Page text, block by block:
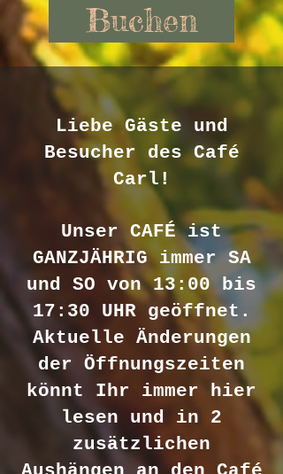
Buchen
Liebe Gäste und
Besucher des Café
Carl!
Unser CAFÉ ist
GANZJÄHRIG immer SA
und SO von 13:00 bis
17:30 UHR geöffnet.
Aktuelle Änderungen
der Öffnungszeiten
könnt Ihr immer hier
lesen und in 2
zusätzlichen